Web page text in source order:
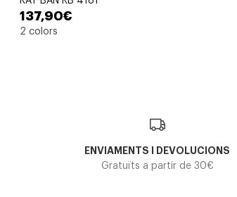
137,90€
2 colors
ENVIAMENTS I DEVOLUCIONS
Gratuïts a partir de 30€